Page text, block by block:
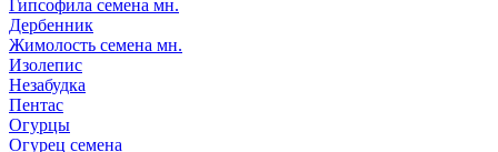
Гипсофила семена мн.
Дербенник
Жимолость семена мн.
Изолепис
Незабудка
Пентас
Огурцы
Огурец семена